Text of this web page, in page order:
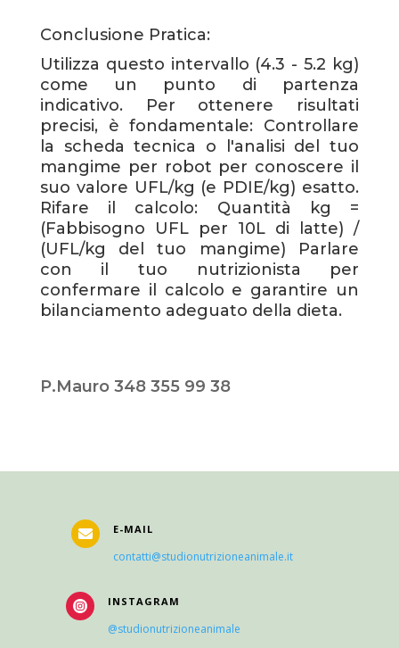
Conclusione Pratica:
Utilizza questo intervallo (4.3 - 5.2 kg)
come un punto di partenza
indicativo. Per ottenere risultati
precisi, è fondamentale: Controllare
la scheda tecnica o l'analisi del tuo
mangime per robot per conoscere il
suo valore UFL/kg (e PDIE/kg) esatto.
Rifare il calcolo: Quantità kg =
(Fabbisogno UFL per 10L di latte) /
(UFL/kg del tuo mangime) Parlare
con il tuo nutrizionista per
confermare il calcolo e garantire un
bilanciamento adeguato della dieta.
P.Mauro 348 355 99 38
 E-MAIL
contatti@studionutrizioneanimale.it
 INSTAGRAM
@studionutrizioneanimale